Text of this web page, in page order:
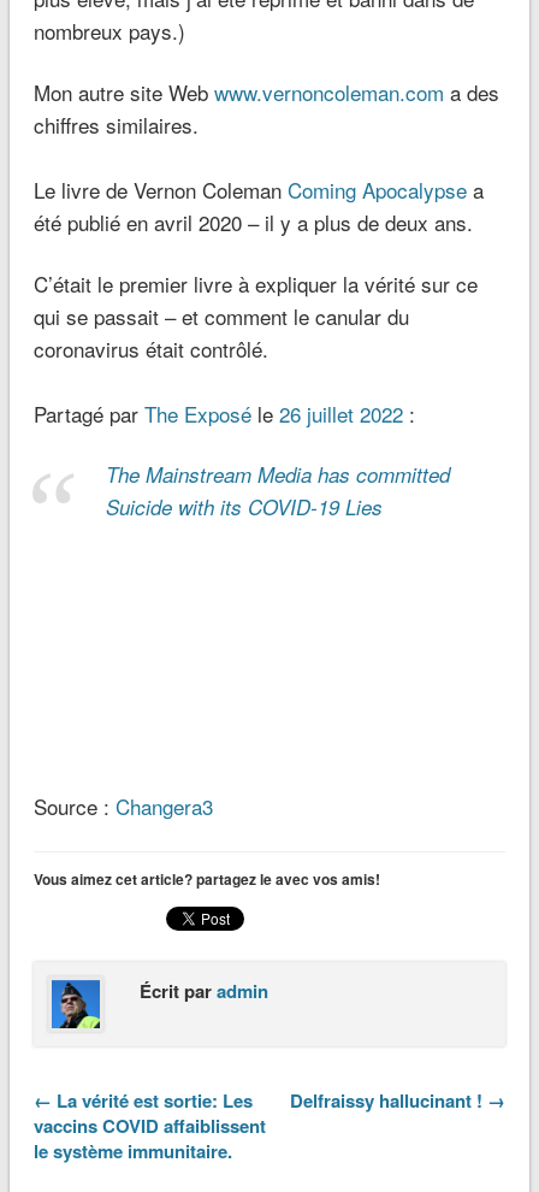
nombreux pays.)
Mon autre site Web www.vernoncoleman.com a des
chiffres similaires.
Le livre de Vernon Coleman Coming Apocalypsea
été publié en avril 2020 – il y a plus de deux ans.
C’était le premier livre à expliquer la vérité sur ce
qui se passait – et comment le canular du
coronavirus était contrôlé.
Partagé par The Exposéle 26 juillet 2022:
The Mainstream Media has committed
Suicide with its COVID-19 Lies
Source : Changera3
Vous aimez cet article? partagez le avec vos amis!
Écrit paradmin
← La vérité est sortie: Les
vaccins COVID affaiblissent
le système immunitaire.
Delfraissy hallucinant ! →